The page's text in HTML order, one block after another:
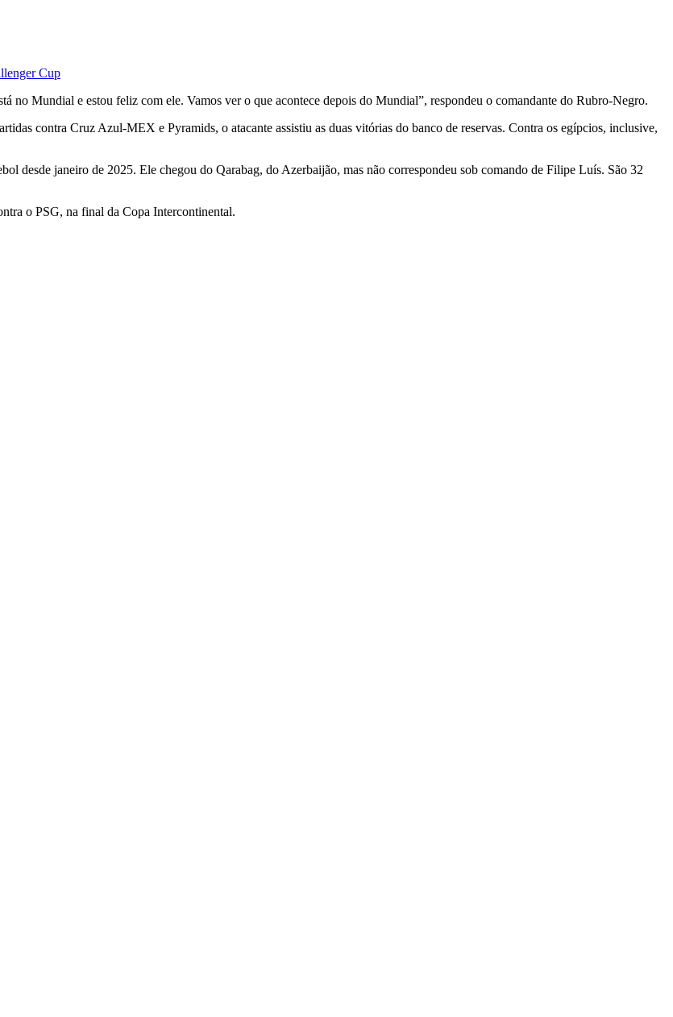
Cup
no Mundial e estou feliz com ele. Vamos ver o que acontece depois do Mundial”, respondeu o comandante do Rubro-Negro.
contra Cruz Azul-MEX e Pyramids, o atacante assistiu as duas vitórias do banco de reservas. Contra os egípcios, inclusive,
desde janeiro de 2025. Ele chegou do Qarabag, do Azerbaijão, mas não correspondeu sob comando de Filipe Luís. São 32
o PSG, na final da Copa Intercontinental.